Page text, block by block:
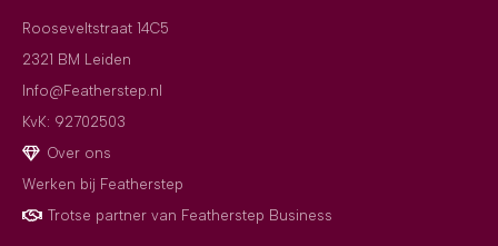
Rooseveltstraat 14C5
2321 BM Leiden
Info@Featherstep.nl
KvK: 92702503
Over ons
Werken bij Featherstep
Trotse partner van Featherstep Business